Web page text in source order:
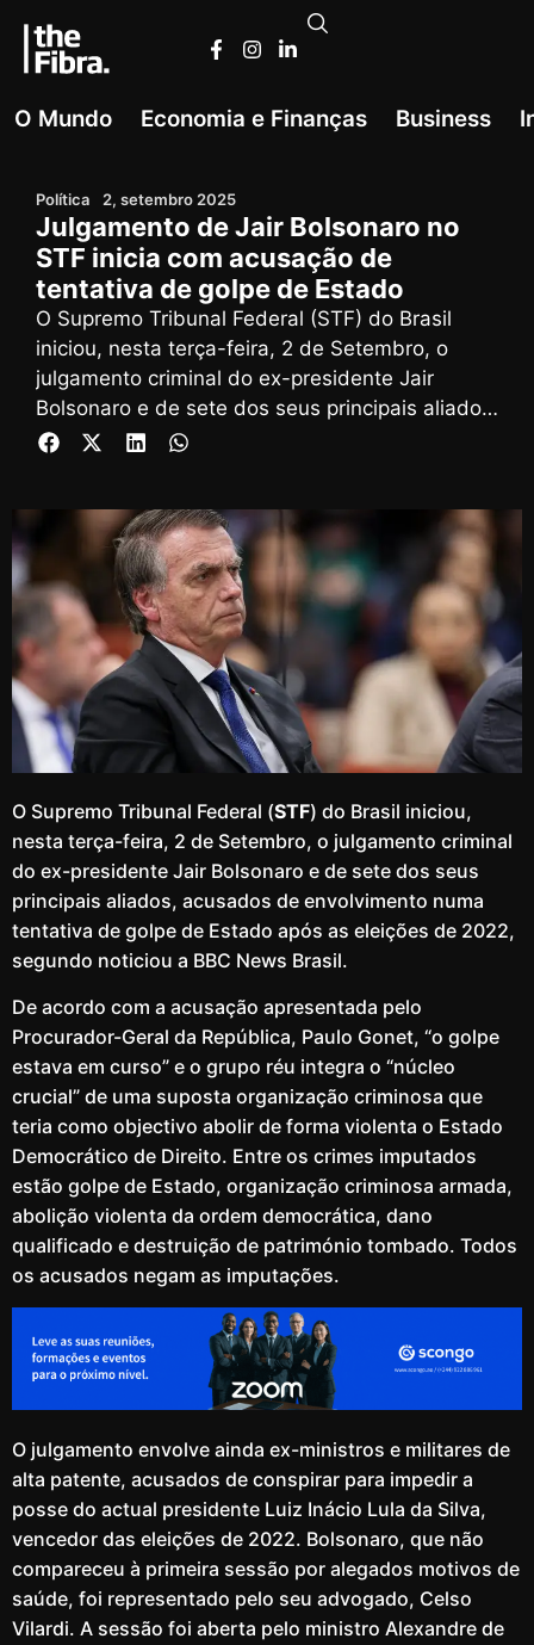
O Mundo Economia e Finanças Business
Política 2, setembro 2025
Julgamento de Jair Bolsonaro no
STF inicia com acusação de
tentativa de golpe de Estado
O Supremo Tribunal Federal (STF) do Brasil
iniciou, nesta terça-feira, 2 de Setembro, o
julgamento criminal do ex-presidente Jair
Bolsonaro e de sete dos seus principais aliados,
acusados de envolvimento numa tentativa de
O Supremo Tribunal Federal (STF) do Brasil iniciou,
nesta terça-feira, 2 de Setembro, o julgamento criminal
do ex-presidente Jair Bolsonaro e de sete dos seus
principais aliados, acusados de envolvimento numa
tentativa de golpe de Estado após as eleições de 2022,
segundo noticiou a BBC News Brasil.
De acordo com a acusação apresentada pelo
Procurador-Geral da República, Paulo Gonet, “o golpe
estava em curso” e o grupo réu integra o “núcleo
crucial” de uma suposta organização criminosa que
teria como objectivo abolir de forma violenta o Estado
Democrático de Direito. Entre os crimes imputados
estão golpe de Estado, organização criminosa armada,
abolição violenta da ordem democrática, dano
qualificado e destruição de património tombado. Todos
os acusados negam as imputações.
O julgamento envolve ainda ex-ministros e militares de
alta patente, acusados de conspirar para impedir a
posse do actual presidente Luiz Inácio Lula da Silva,
vencedor das eleições de 2022. Bolsonaro, que não
compareceu à primeira sessão por alegados motivos de
saúde, foi representado pelo seu advogado, Celso
Vilardi. A sessão foi aberta pelo ministro Alexandre de